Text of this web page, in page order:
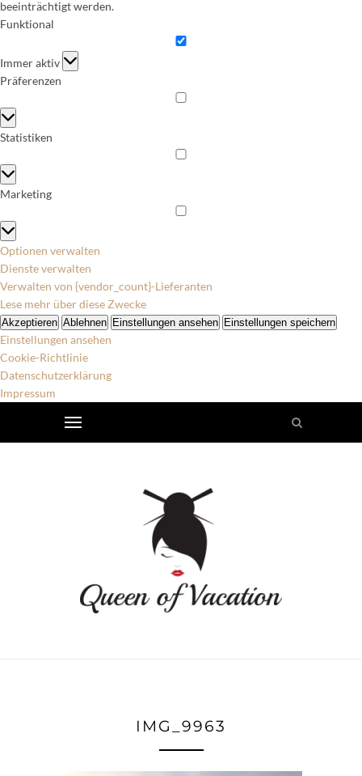
beeinträchtigt werden.
Funktional
Funktional
Immer aktiv
Präferenzen
Präferenzen
Statistiken
Statistiken
Marketing
Marketing
Optionen verwalten
Dienste verwalten
Verwalten von {vendor_count}-Lieferanten
Lese mehr über diese Zwecke
Akzeptieren Ablehnen Einstellungen ansehen Einstellungen speichern
Einstellungen ansehen
Cookie-Richtlinie
Datenschutzerklärung
Impressum
IMG_9963